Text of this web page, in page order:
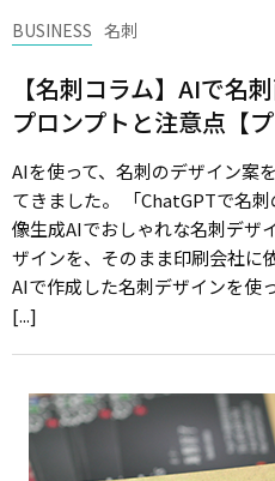
BUSINESS 名刺
【名刺コラム】AIで名
プロンプトと注意点【
AIを使って、名刺のデザイン案
てきました。 「ChatGPTで名
像生成AIでおしゃれな名刺デザ
ザインを、そのまま印刷会社に
AIで作成した名刺デザインを使
[...]